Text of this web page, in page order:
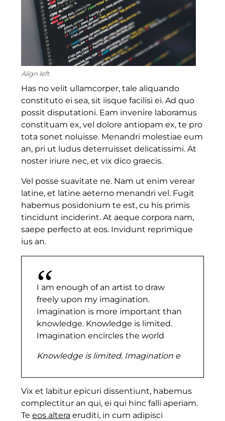
Align left
Has no velit ullamcorper, tale aliquando
constituto ei sea, sit iisque facilisi ei. Ad quo
possit disputationi. Eam invenire laboramus
constituam ex, vel dolore antiopam ex, te pro
tota sonet noluisse. Menandri molestiae eum
an, pri ut ludus deterruisset delicatissimi. At
noster iriure nec, et vix dico graecis.
Vel posse suavitate ne. Nam ut enim verear
latine, et latine aeterno menandri vel. Fugit
habemus posidonium te est, cu his primis
tincidunt inciderint. At aeque corpora nam,
saepe perfecto at eos. Invidunt reprimique
ius an.
I am enough of an artist to draw
freely upon my imagination.
Imagination is more important than
knowledge. Knowledge is limited.
Imagination encircles the world
Knowledge is limited. Imagination e
Vix et labitur epicuri dissentiunt, habemus
complectitur an qui, ei qui hinc falli aperiam.
Te eos altera eruditi, in cum adipisci